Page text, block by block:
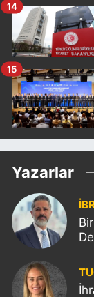
14
15
Yazarlar